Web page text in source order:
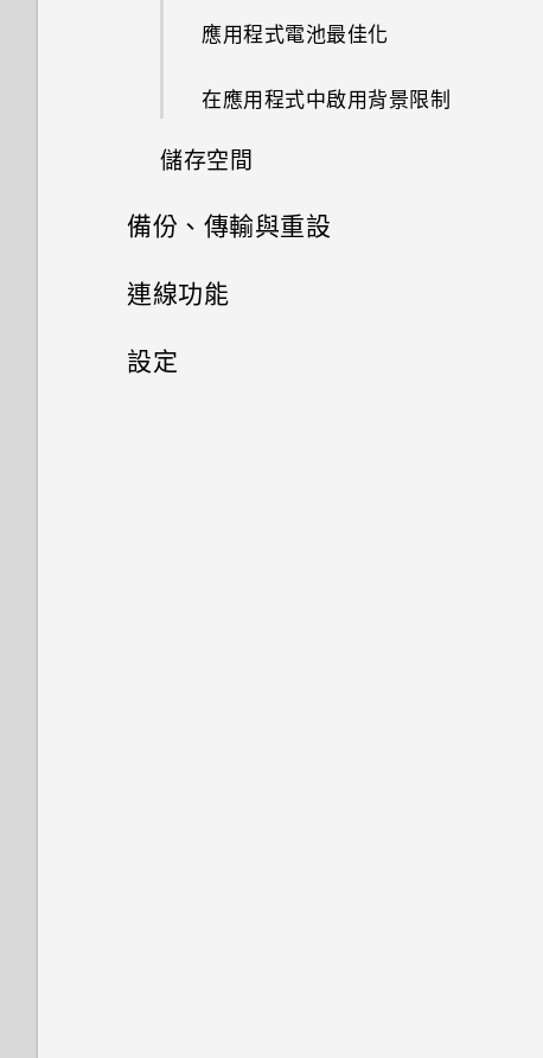
如何在手機與電腦之間複製檔
重新啟動 HTC Desire 20 pro
拍攝超廣角相片
拍攝特寫相片
拍攝全景相片
掃描 QR 碼
選擇可以存取您所在位置的應用
程式
設定預設應用程式
設定應用程式連結
停用應用程式
設定多方通話
通話記錄
封鎖電話號碼
回覆訊息
轉寄訊息
封鎖來自不歡迎的聯絡人訊息
刪除訊息和對話
應用程式電池最佳化
在應用程式中啟用背景限制
儲存空間
儲存空間類型
釋放儲存空間
備份、傳輸與重設
傳輸
連線功能
網際網路連線
設定